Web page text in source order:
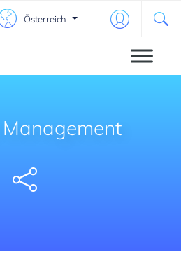
Österreich